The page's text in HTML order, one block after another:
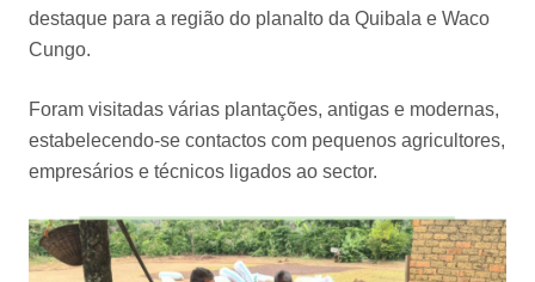
destaque para a região do planalto da Quibala e Waco
Cungo.
Foram visitadas várias plantações, antigas e modernas,
estabelecendo-se contactos com pequenos agricultores,
empresários e técnicos ligados ao sector.